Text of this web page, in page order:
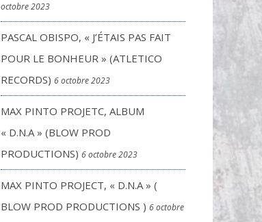
octobre 2023
PASCAL OBISPO, « J’ÉTAIS PAS FAIT
POUR LE BONHEUR » (ATLETICO
RECORDS) 6 octobre 2023
MAX PINTO PROJETC, ALBUM
« D.N.A » (BLOW PROD
PRODUCTIONS) 6 octobre 2023
MAX PINTO PROJECT, « D.N.A » (
BLOW PROD PRODUCTIONS ) 6 octobre